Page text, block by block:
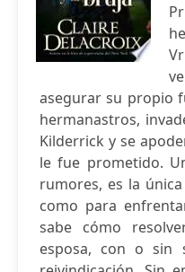
asegurar su propio
hermanastros,
Kilderrick y se
le fue prometido.
rumores, es la
como para
sabe cómo
esposa, con o sin